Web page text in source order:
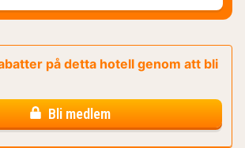
på detta hotell genom att bli
Bli medlem